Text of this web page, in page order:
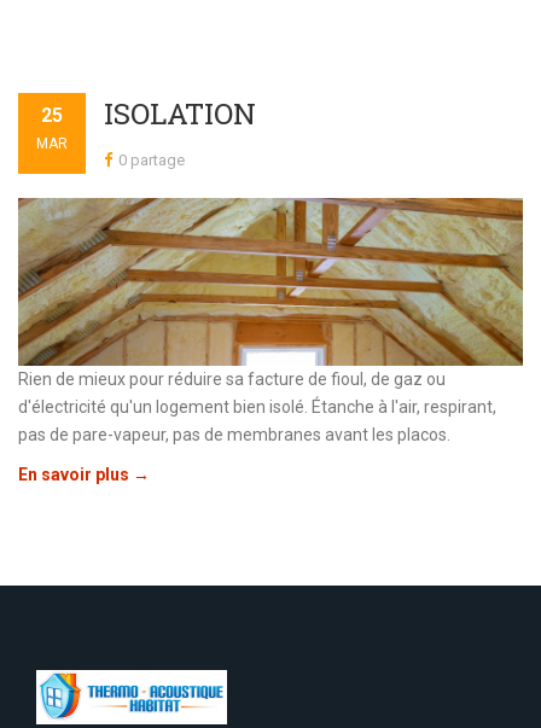
25
MAR
ISOLATION
0 partage
Rien de mieux pour réduire sa facture de fioul, de gaz ou
d'électricité qu'un logement bien isolé. Étanche à l'air, respirant,
pas de pare-vapeur, pas de membranes avant les placos.
En savoir plus →